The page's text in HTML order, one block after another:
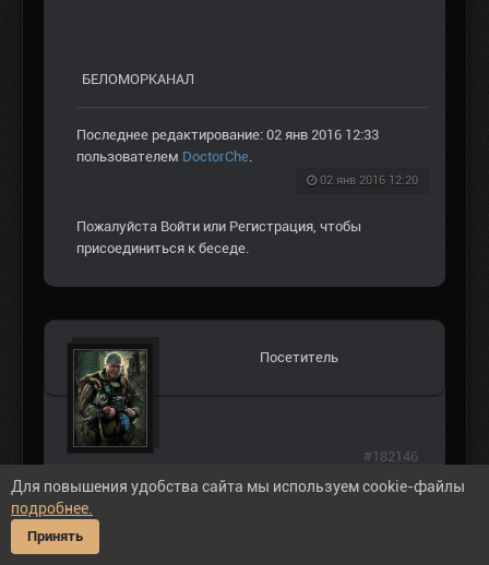
БЕЛОМОРКАНАЛ
Последнее редактирование: 02 янв 2016 12:33
пользователем DoctorChe
02 янв 2016 12:20
Пожалуйста Войти или Регистрация , чтобы
присоединиться к беседе.
Посетитель
я пробовал читерский способ набрал у
пьяницы в баре водки и колбасы по
беседе потом к васылю пошел
#182146
Для повышения удобства сайта мы используем cookie-файлы
подробнее.
Принять